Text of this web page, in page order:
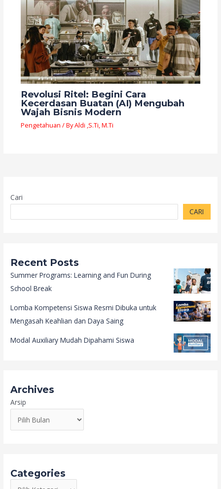
Revolusi Ritel: Begini Cara
Kecerdasan Buatan (AI) Mengubah
Wajah Bisnis Modern
Pengetahuan / ByAldi ,S.Ti, M.Ti
Cari
CARI
Recent Posts
Summer Programs: Learning and Fun During
School Break
Lomba Kompetensi Siswa Resmi Dibuka untuk
Mengasah Keahlian dan Daya Saing
Modal Auxiliary Mudah Dipahami Siswa
Archives
Arsip
Categories